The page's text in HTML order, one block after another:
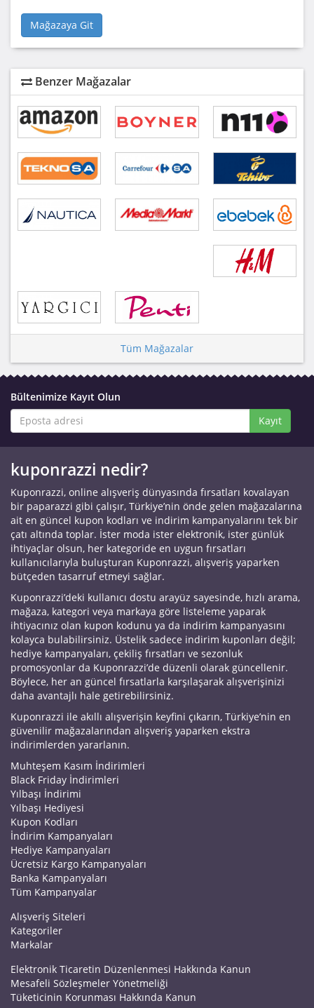
Mağazaya Git
Benzer Mağazalar
Tüm Mağazalar
Bültenimize Kayıt Olun
Kayıt
kuponrazzi nedir?
Kuponrazzi, online alışveriş dünyasında fırsatları kovalayan
bir paparazzi gibi çalışır, Türkiye’nin önde gelen mağazalarına
ait en güncel kupon kodları ve indirim kampanyalarını tek bir
çatı altında toplar. İster moda ister elektronik, ister günlük
ihtiyaçlar olsun, her kategoride en uygun fırsatları
kullanıcılarıyla buluşturan Kuponrazzi, alışveriş yaparken
bütçeden tasarruf etmeyi sağlar.
Kuponrazzi’deki kullanıcı dostu arayüz sayesinde, hızlı arama,
mağaza, kategori veya markaya göre listeleme yaparak
ihtiyacınız olan kupon kodunu ya da indirim kampanyasını
kolayca bulabilirsiniz. Üstelik sadece indirim kuponları değil;
hediye kampanyaları, çekiliş fırsatları ve sezonluk
promosyonlar da Kuponrazzi’de düzenli olarak güncellenir.
Böylece, her an güncel fırsatlarla karşılaşarak alışverişinizi
daha avantajlı hale getirebilirsiniz.
Kuponrazzi ile akıllı alışverişin keyfini çıkarın, Türkiye’nin en
güvenilir mağazalarından alışveriş yaparken ekstra
indirimlerden yararlanın.
Muhteşem Kasım İndirimleri
Black Friday İndirimleri
Yılbaşı İndirimi
Yılbaşı Hediyesi
Kupon Kodları
İndirim Kampanyaları
Hediye Kampanyaları
Ücretsiz Kargo Kampanyaları
Banka Kampanyaları
Tüm Kampanyalar
Alışveriş Siteleri
Kategoriler
Markalar
Elektronik Ticaretin Düzenlenmesi Hakkında Kanun
Mesafeli Sözleşmeler Yönetmeliği
Tüketicinin Korunması Hakkında Kanun